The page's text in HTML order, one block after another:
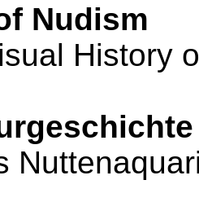
Nudism
History